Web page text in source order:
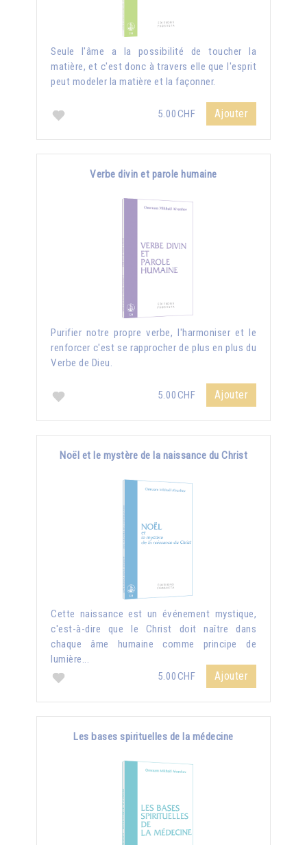
Seule l'âme a la possibilité de toucher la
matière, et c'est donc à travers elle que l'esprit
peut modeler la matière et la façonner.
5.00CHF Ajouter
Verbe divin et parole humaine
Purifier notre propre verbe, l'harmoniser et le
renforcer c'est se rapprocher de plus en plus du
Verbe de Dieu.
5.00CHF Ajouter
Noël et le mystère de la naissance du Christ
Cette naissance est un événement mystique,
c'est-à-dire que le Christ doit naître dans
chaque âme humaine comme principe de
lumière...
5.00CHF
Ajouter
Les bases spirituelles de la médecine